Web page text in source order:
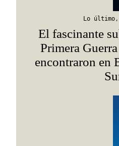
Lo último,
El fascinante
Primera
encontraron en